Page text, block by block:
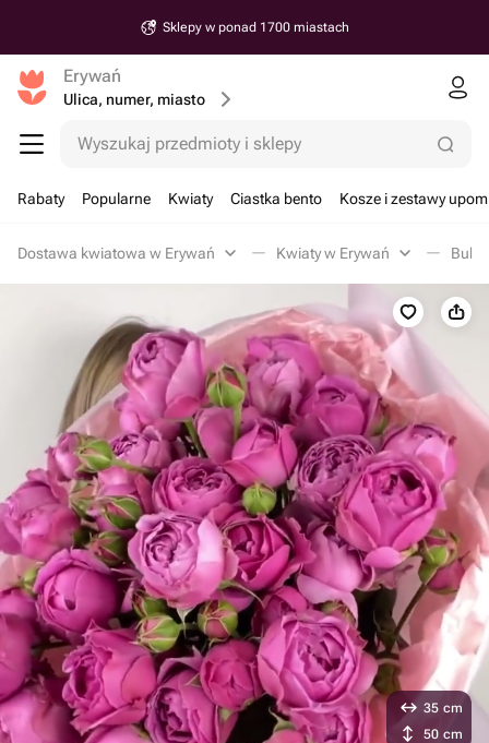
Dostawa od 30 minut
Erywań
Ulica, numer, miasto
Wyszukaj przedmioty i sklepy
Rabaty Popularne Kwiaty Ciastka bento Kosze i zestawy
Dostawa kwiatowa w Erywań Kwiaty w Erywań
35 cm
50 cm